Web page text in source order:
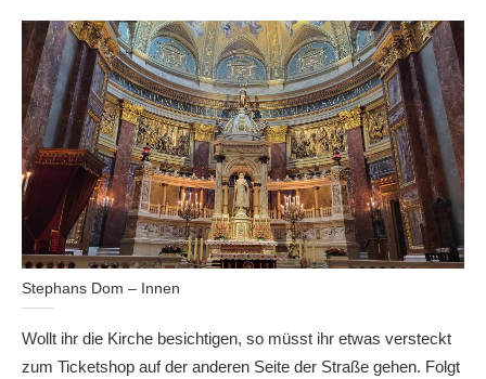
Stephans Dom – Innen
Wollt ihr die Kirche besichtigen, so müsst ihr etwas versteckt
zum Ticketshop auf der anderen Seite der Straße gehen. Folgt